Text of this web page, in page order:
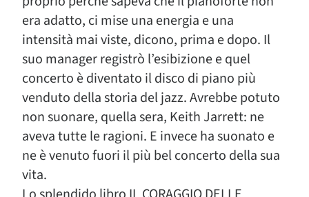
era adatto, ci mise una energia e una
intensità mai viste, dicono, prima e dopo. Il
suo manager registrò l’esibizione e quel
concerto è diventato il disco di piano più
venduto della storia del jazz. Avrebbe potuto
non suonare, quella sera, Keith Jarrett: ne
aveva tutte le ragioni. E invece ha suonato e
ne è venuto fuori il più bel concerto della sua
vita.